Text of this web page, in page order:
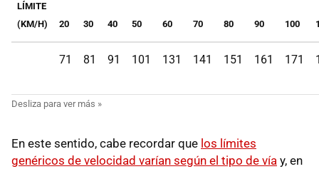
LÍMITE
(KM/H)
20 30 40 50 60 70 80 90 100
71 81 91 101 131 141 151 161 171
En este sentido, cabe recordar que los límites
genéricos de velocidad varían según el tipo de vía y, en